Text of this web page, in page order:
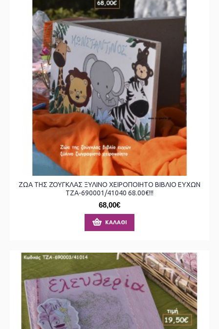
ΖΩΑ ΤΗΣ ΖΟΥΓΚΛΑΣ ΞΥΛΙΝΟ ΧΕΙΡΟΠΟΙΗΤΟ ΒΙΒΛΙΟ ΕΥΧΩΝ
ΤΖΑ-690001/41040 68.00€!!!
68,00€
ΚΑΛΆΘΙ